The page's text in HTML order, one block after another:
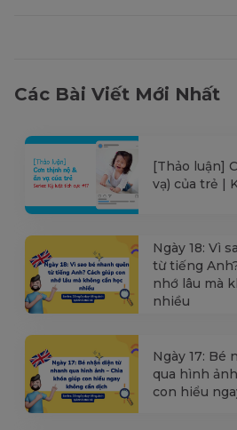
Các Bài Viết Mới Nhất
[Thảo luận]
vạ) của trẻ |
Ngày 18: Vì
từ tiếng
nhớ lâu mà
nhiều
Ngày 17: Bé
qua hình
con hiểu